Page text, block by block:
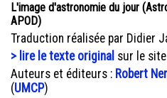
L'image d'astronomie du jour
APOD)
Traduction réalisée par Didier
> lire le texte original sur le
Auteurs et éditeurs : Robert
(UMCP)